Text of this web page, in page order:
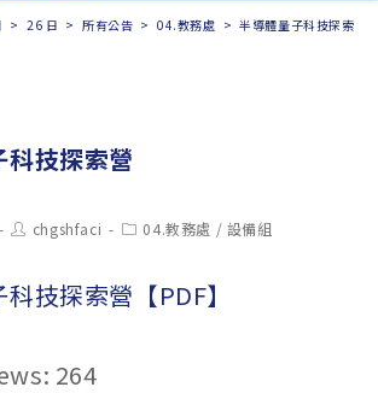
> 26 日 > 所有公告 > 04.教務處 > 半導體量子科技探索營
技探索營
Post
author:
chgshfaci
Post04.教務處 / 設備組
技探索營【PDF】
264